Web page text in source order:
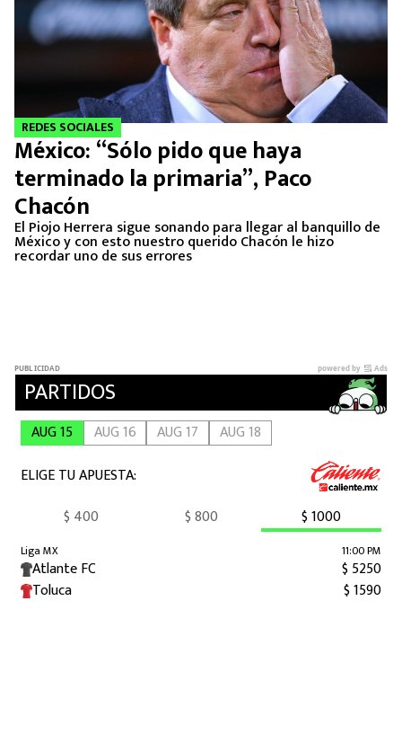
REDES SOCIALES
México: “Sólo pido que haya
terminado la primaria”, Paco
Chacón
El Piojo Herrera sigue sonando para llegar al banquillo de
México y con esto nuestro querido Chacón le hizo
recordar uno de sus errores